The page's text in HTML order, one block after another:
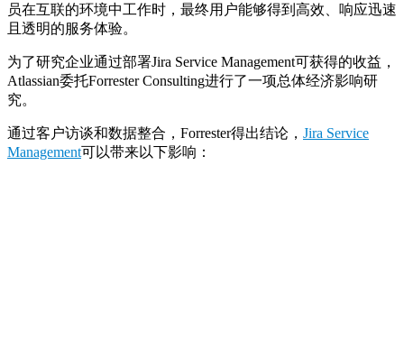
员在互联的环境中工作时，最终用户能够得到高效、响应迅速
且透明的服务体验。
为了研究企业通过部署Jira Service Management可获得的收益，
Atlassian委托Forrester Consulting进行了一项总体经济影响研
究。
通过客户访谈和数据整合，Forrester得出结论， Jira Service
Management可以带来以下影响：